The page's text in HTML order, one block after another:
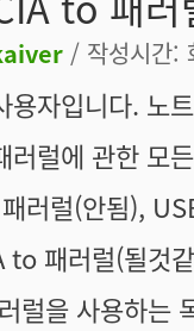
/ 작성시간:
용자입니다. 노
러럴에 관한 모
러럴(안됨),
to 패러럴(될것
럴을 사용하는